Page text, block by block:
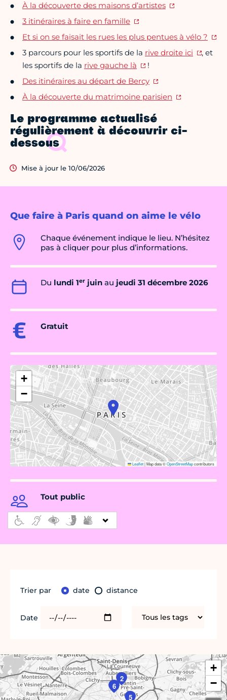
Que faire à Paris quand on aime le vélo
Chaque événement indique le lieu. N’hésitez
pas à cliquer pour plus d’informations.
Du lundi 1er juin au jeudi 31 décembre 2026
Gratuit
+
−
Leaflet|Map data ©OpenStreetMapcontributors
Tout public
À la découverte des maisons d’artistes
3 itinéraires à faire en famille
Et si on se faisait les rues les plus pentues à vélo ?
3 parcours pour les sportifs de la rive droite ici
, et
les sportifs de la rive gauche là
!
Des itinéraires au départ de Bercy
À la découverte du matrimoine parisien
Le programme actualisé
régulièrement à découvrir ci-
dessous
Mise à jour le 10/06/2026
Trier par date distance
Date
2
5
6
+
−